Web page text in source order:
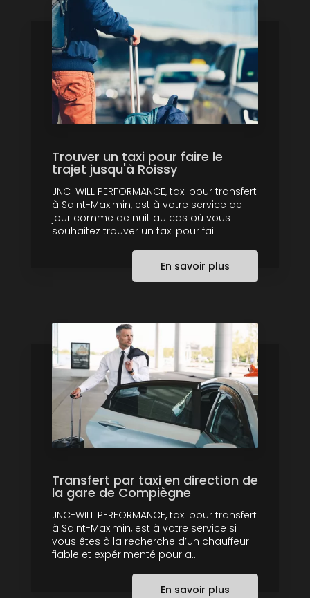
Trouver un taxi pour faire le
trajet jusqu'à Roissy
JNC-WILL PERFORMANCE, taxi pour transfert
à Saint-Maximin, est à votre service de
jour comme de nuit au cas où vous
souhaitez trouver un taxi pour fai...
En savoir plus
Transfert par taxi en direction de
la gare de Compiègne
JNC-WILL PERFORMANCE, taxi pour transfert
à Saint-Maximin, est à votre service si
vous êtes à la recherche d’un chauffeur
fiable et expérimenté pour a...
En savoir plus